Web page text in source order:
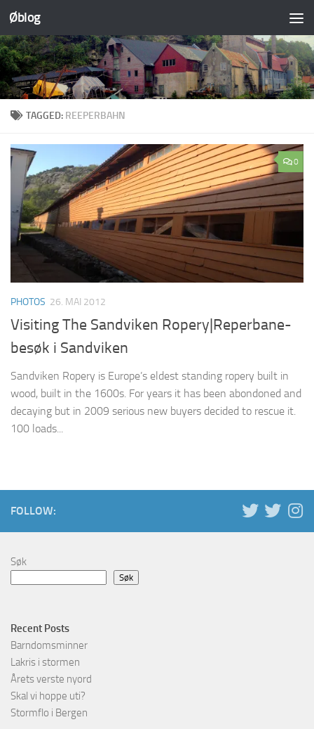
Skip to content
Øblog
TAGGED: REEPERBAHN
0
PHOTOS 26. MAI 2012
Visiting The Sandviken Ropery|Reperbane-
besøk i Sandviken
Sandviken Ropery is Europe’s eldest standing ropery built in
wood, built in the 1600s. For years it has been abondoned and
decaying but in 2009 serious new buyers decided to rescue it.
100 loads...
FOLLOW:
Søk
Søk
Recent Posts
Barndomsminner
Lakris i stormen
Årets verste nyord
Skal vi hoppe uti?
Stormflo i Bergen